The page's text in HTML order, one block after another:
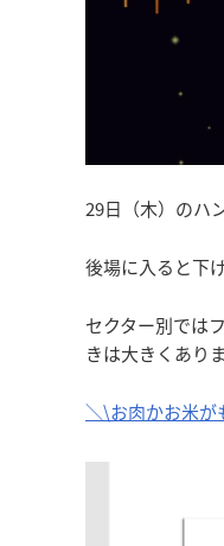
29日（木）のハ
後場に入ると下
セクター別では
きは大きくあり
＼\お肉かお米